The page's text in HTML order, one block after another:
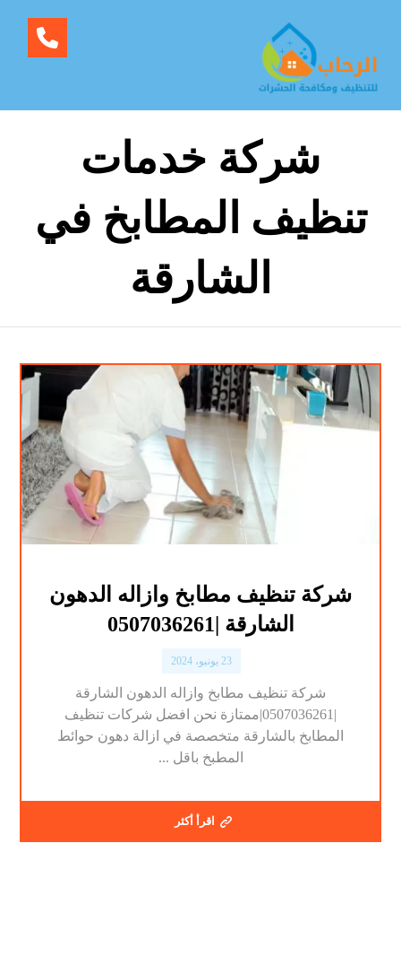
شركة خدمات
تنظيف المطابخ في
الشارقة
شركة تنظيف مطابخ وازاله الدهون
الشارقة |0507036261
23 يونيو، 2024
شركة تنظيف مطابخ وازاله الدهون الشارقة
|0507036261|ممتازة نحن افضل شركات تنظيف
المطابخ بالشارقة متخصصة في ازالة دهون حوائط
المطبخ باقل ...
اقرأ أكثر